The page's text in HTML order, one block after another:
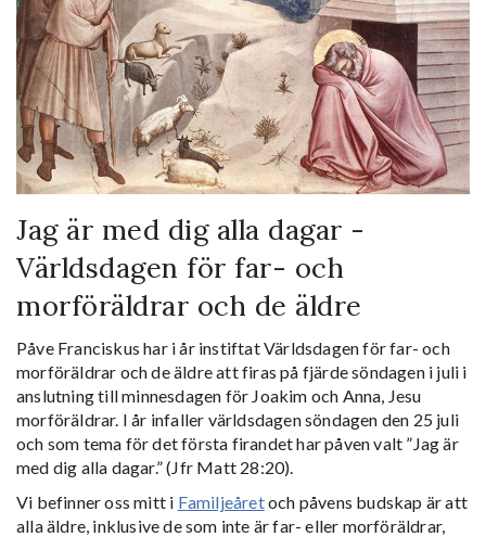
Jag är med dig alla dagar -
Världsdagen för far- och
morföräldrar och de äldre
Påve Franciskus har i år instiftat Världsdagen för far- och
morföräldrar och de äldre att firas på fjärde söndagen i juli i
anslutning till minnesdagen för Joakim och Anna, Jesu
morföräldrar. I år infaller världsdagen söndagen den 25 juli
och som tema för det första firandet har påven valt ”Jag är
med dig alla dagar.” (Jfr Matt 28:20).
Vi befinner oss mitt i Familjeåretoch påvens budskap är att
alla äldre, inklusive de som inte är far- eller morföräldrar,